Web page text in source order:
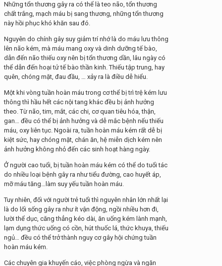
Những tổn thương gây ra có thể là teo não, tổn thương
chất trắng, mạch máu bị sang thương, những tổn thương
này hồi phục khó khăn sau đó.
Nguyên do chính gây suy giảm trí nhớ là do máu lưu thông
lên não kém, mà máu mang oxy và dinh dưỡng tế bào,
dẫn đến não thiếu oxy nên bị tổn thương dần, lâu ngày có
thể dẫn đến hoại tử tế bào thần kinh. Thiếu tập trung, hay
quên, chóng mặt, đau đầu, … xảy ra là điều dễ hiểu.
Một khi vòng tuần hoàn máu trong cơ thể bị trì trệ kém lưu
thông thì hầu hết các nội tang khác đều bị ảnh hưởng
theo. Từ não, tim, mắt, các chi, cơ quan tiêu hóa, thận,
gan… đều có thể bị ảnh hưởng và dễ mắc bệnh nếu thiếu
máu, oxy liên tục. Ngoài ra, tuần hoàn máu kém rất dễ bị
kiệt sức, hay chóng mặt, chán ăn, hệ miễn dịch kém nên
ảnh hưởng không nhỏ đến các sinh hoạt hàng ngày.
Ở người cao tuổi, bị tuần hoàn máu kém có thể do tuổi tác
do nhiều loại bệnh gây ra như tiểu đường, cao huyết áp,
mỡ máu tăng…làm suy yếu tuần hoàn máu.
Tuy nhiên, đối với người trẻ tuổi thì nguyên nhân lớn nhất lại
là do lối sống gây ra như ít vận động, ngồi nhiều hơn đi,
lười thể dục, căng thẳng kéo dài, ăn uống kém lành mạnh,
lạm dụng thức uống có cồn, hút thuốc lá, thức khuya, thiếu
ngủ… đều có thể trở thành nguy cơ gây hội chứng tuần
hoàn máu kém.
Các chuyên gia khuyến cáo, việc phòng ngừa và ngăn